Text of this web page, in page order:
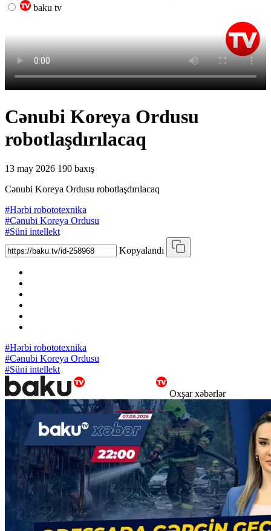
baku tv
Cənubi Koreya Ordusu
robotlaşdırılacaq
13 may 2026 190 baxış
Cənubi Koreya Ordusu robotlaşdırılacaq
#Hərbi robototexnika
#Cənubi Koreya Ordusu
#Süni intellekt
Kopyalandı
#Hərbi robototexnika
#Cənubi Koreya Ordusu
#Süni intellekt
Oxşar xəbərlər